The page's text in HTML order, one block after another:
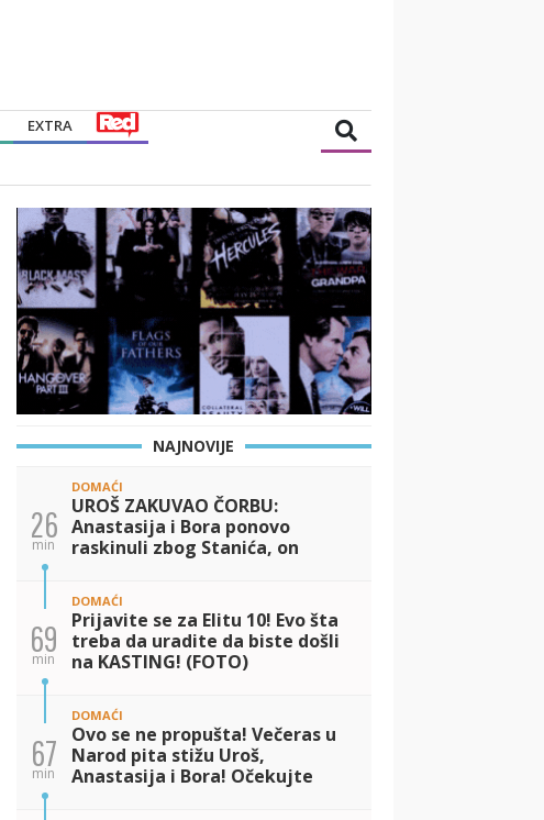
EXTRA
NAJNOVIJE
26
min
DOMAĆI
UROŠ ZAKUVAO ČORBU:
Anastasija i Bora ponovo
raskinuli zbog Stanića, on
69
min
DOMAĆI
Prijavite se za Elitu 10! Evo šta
treba da uradite da biste došli
na KASTING! (FOTO)
67
min
DOMAĆI
Ovo se ne propušta! Večeras u
Narod pita stižu Uroš,
Anastasija i Bora! Očekujte